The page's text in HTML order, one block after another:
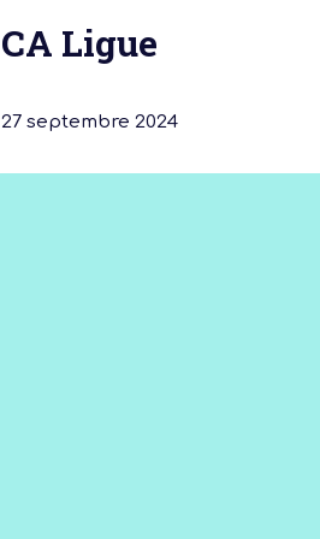
CA Ligue
27 septembre 2024